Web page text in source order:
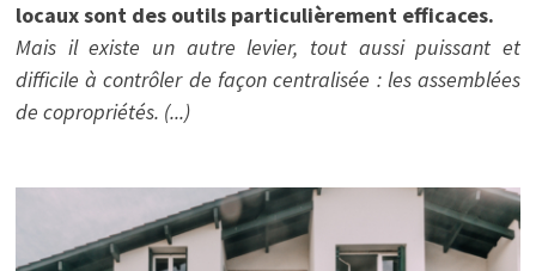
locaux sont des outils particulièrement efficaces.
Mais il existe un autre levier, tout aussi puissant et
difficile à contrôler de façon centralisée : les assemblées
de copropriétés. (...)